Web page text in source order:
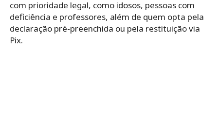
com prioridade legal, como idosos, pessoas com
deficiência e professores, além de quem opta pela
declaração pré-preenchida ou pela restituição via
Pix.